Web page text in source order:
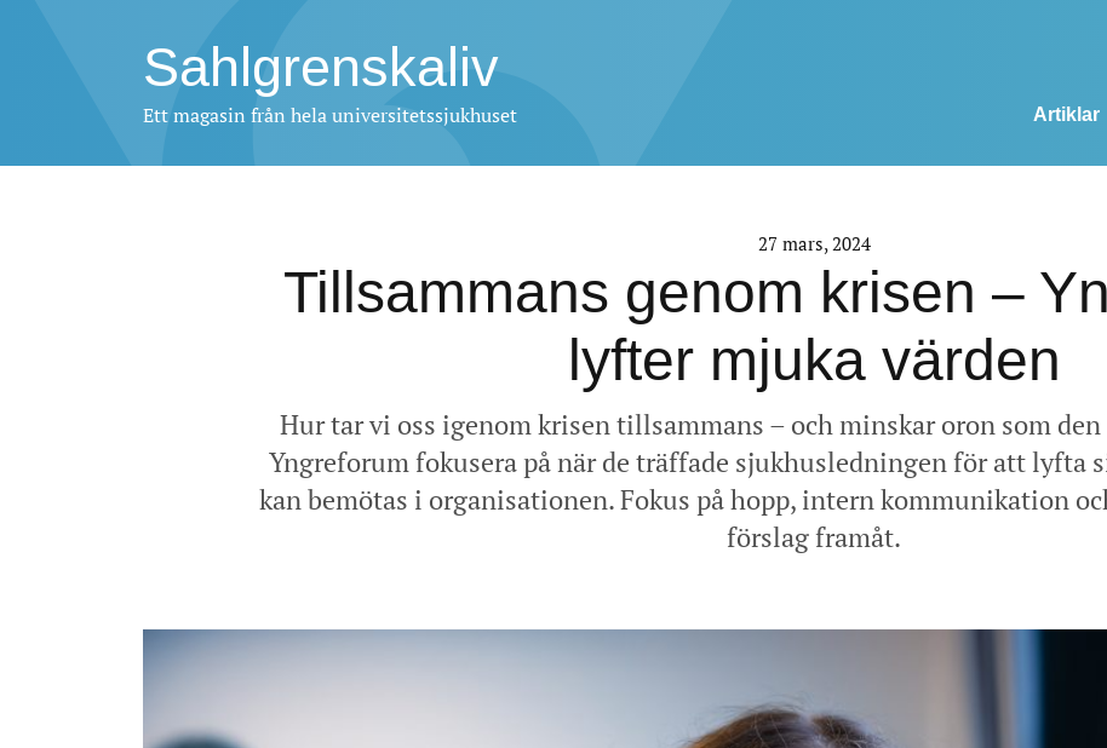
Sahlgrenskaliv
Ett magasin från hela universitetssjukhuset Artiklar
27 mars, 2024
Tillsammans genom krisen –
lyfter mjuka värden
Hur tar vi oss igenom krisen tillsammans – och minskar oron som
Yngreforum fokusera på när de träffade sjukhusledningen för att lyfta
kan bemötas i organisationen. Fokus på hopp, intern kommunikation
förslag framåt.